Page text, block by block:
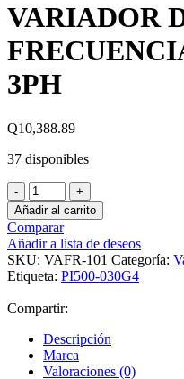
VARIADOR
3PH
Q10,388.89
37 disponibles
VARIADOR
DE
FRECUENCIA
40HP
480V
3PH
cantidad
Añadir al carrito
Comparar
Añadir a lista de deseos
SKU: VAFR-101 Categoría:
Etiqueta: PI500-030G4
Compartir:
Descripción
Marca
Valoraciones (0)